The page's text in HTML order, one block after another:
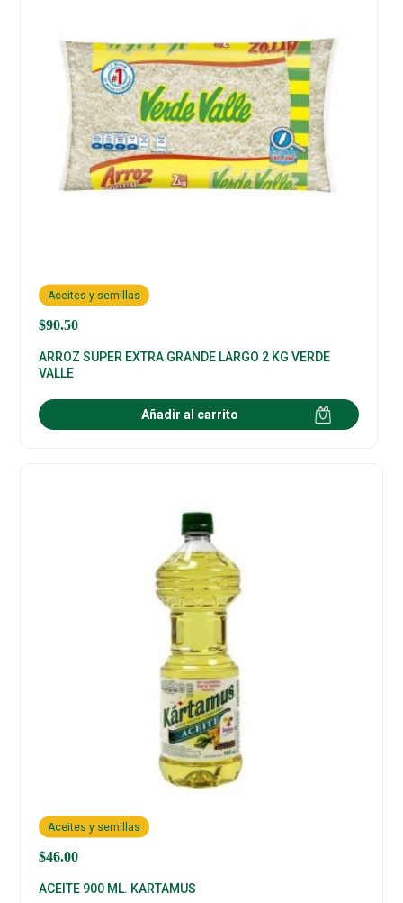
$90.50
Aceites y semillas
ARROZ SUPER EXTRA GRANDE LARGO 2 KG VERDE
VALLE
Añadir al carrito
$46.00
Aceites y semillas
ACEITE 900 ML. KARTAMUS